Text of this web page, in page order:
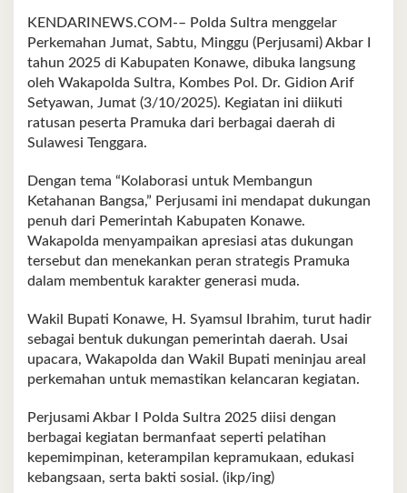
KENDARINEWS.COM-– Polda Sultra menggelar
Perkemahan Jumat, Sabtu, Minggu (Perjusami) Akbar I
tahun 2025 di Kabupaten Konawe, dibuka langsung
oleh Wakapolda Sultra, Kombes Pol. Dr. Gidion Arif
Setyawan, Jumat (3/10/2025). Kegiatan ini diikuti
ratusan peserta Pramuka dari berbagai daerah di
Sulawesi Tenggara.
Dengan tema “Kolaborasi untuk Membangun
Ketahanan Bangsa,” Perjusami ini mendapat dukungan
penuh dari Pemerintah Kabupaten Konawe.
Wakapolda menyampaikan apresiasi atas dukungan
tersebut dan menekankan peran strategis Pramuka
dalam membentuk karakter generasi muda.
Wakil Bupati Konawe, H. Syamsul Ibrahim, turut hadir
sebagai bentuk dukungan pemerintah daerah. Usai
upacara, Wakapolda dan Wakil Bupati meninjau areal
perkemahan untuk memastikan kelancaran kegiatan.
Perjusami Akbar I Polda Sultra 2025 diisi dengan
berbagai kegiatan bermanfaat seperti pelatihan
kepemimpinan, keterampilan kepramukaan, edukasi
kebangsaan, serta bakti sosial. (ikp/ing)